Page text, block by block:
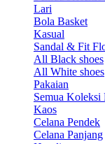
Lari
Bola Basket
Kasual
Sandal & Fit
All Black shoes
All White shoes
Pakaian
Semua Koleksi
Kaos
Celana Pendek
Celana Panjang